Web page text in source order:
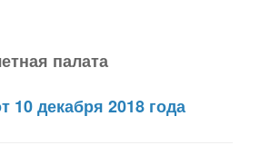
палата
декабря 2018 года